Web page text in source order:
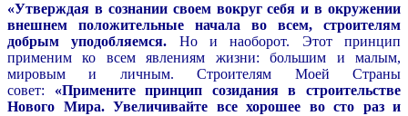
«Утверждая в сознании своем вокруг себя и в окружении
внешнем положительные начала во всем, строителям
добрым уподобляемся. Но и наоборот. Этот принцип
применим ко всем явлениям жизни: большим и малым,
мировым и личным. Строителям Моей Страны
совет: «Примените принцип созидания в строительстве
Нового Мира. Увеличивайте все хорошее во сто раз и